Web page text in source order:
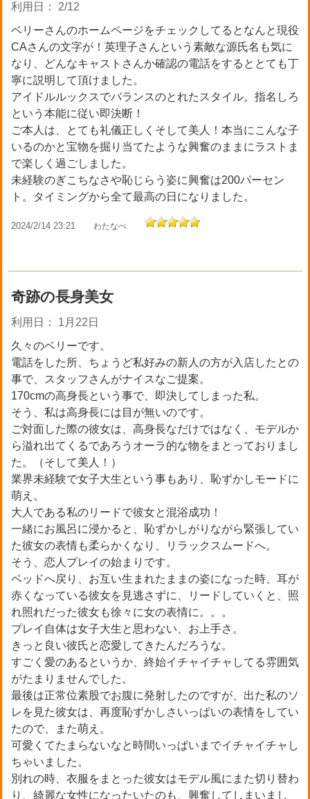
利用日： 2/12
ベリーさんのホームページをチェックしてるとなんと現役
CAさんの文字が！英理子さんという素敵な源氏名も気に
なり、どんなキャストさんか確認の電話をするととても丁
寧に説明して頂けました。
アイドルルックスでバランスのとれたスタイル。指名しろ
という本能に従い即決断！
ご本人は、とても礼儀正しくそして美人！本当にこんな子
いるのかと宝物を掘り当てたような興奮のままにラストま
で楽しく過ごしました。
未経験のぎこちなさや恥じらう姿に興奮は200パーセン
ト。タイミングから全て最高の日になりました。
2024/2/14 23:21 わたなべ
奇跡の長身美女
利用日： 1月22日
久々のベリーです。
電話をした所、ちょうど私好みの新人の方が入店したとの
事で、スタッフさんがナイスなご提案。
170cmの高身長という事で、即決してしまった私。
そう、私は高身長には目が無いのです。
ご対面した際の彼女は、高身長なだけではなく、モデルか
ら溢れ出てくるであろうオーラ的な物をまとっておりまし
た。（そして美人！）
業界未経験で女子大生という事もあり、恥ずかしモードに
萌え。
大人である私のリードで彼女と混浴成功！
一緒にお風呂に浸かると、恥ずかしがりながら緊張してい
た彼女の表情も柔らかくなり、リラックスムードへ。
そう、恋人プレイの始まりです。
ベッドへ戻り、お互い生まれたままの姿になった時、耳が
赤くなっている彼女を見逃さずに、リードしていくと、照
れ照れだった彼女も徐々に女の表情に。。。
プレイ自体は女子大生と思わない、お上手さ。
きっと良い彼氏と恋愛してきたんだろうな。
すごく愛のあるというか、終始イチャイチャしてる雰囲気
がたまりませんでした。
最後は正常位素股でお腹に発射したのですが、出た私のソ
レを見た彼女は、再度恥ずかしさいっぱいの表情をしてい
たので、また萌え。
可愛くてたまらないなと時間いっぱいまでイチャイチャし
ちゃいました。
別れの時、衣服をまとった彼女はモデル風にまた切り替わ
り、綺麗な女性になったいたのも、興奮してしまいまし